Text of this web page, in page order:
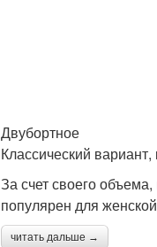
Двубортное
Классический
За счет своего
популярен для
читать дальше →